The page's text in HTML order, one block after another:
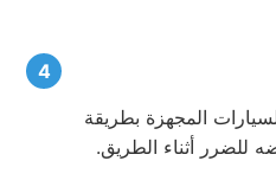
المجهزة بطريقة
أثناء الطريق.